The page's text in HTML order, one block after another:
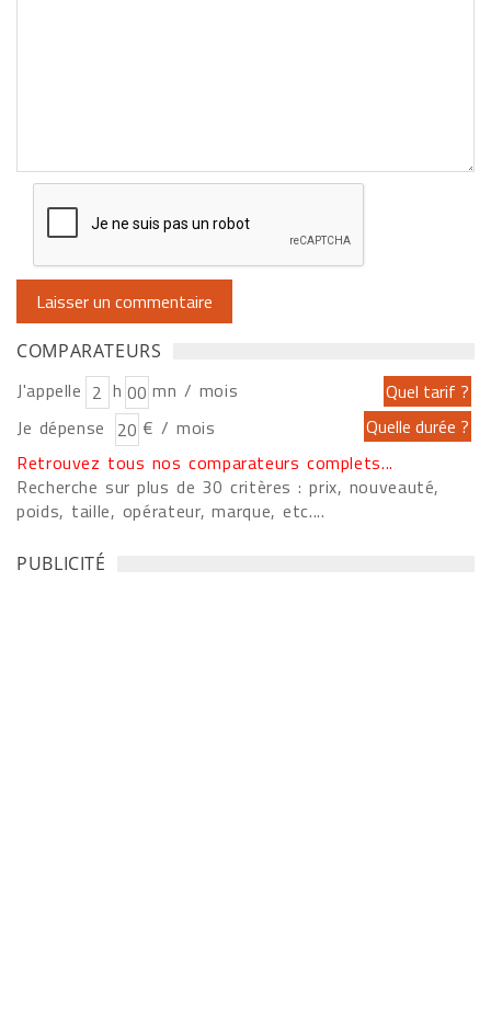
COMPARATEURS
J'appelle h
mn / mois
Je dépense
€ / mois
Retrouvez tous nos comparateurs complets...
Recherche sur plus de 30 critères : prix, nouveauté,
poids, taille, opérateur, marque, etc....
PUBLICITÉ